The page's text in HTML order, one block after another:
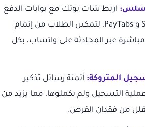
اربط شات بوتك مع بوابات الدفع
الشهيرة مثل Stripe و PayTabs، لتمكين الطلاب من إتمام
عبر المحادثة على واتساب، بكل
المتروكة: أتمتة رسائل تذكير
عملية التسجيل ولم يكملوها، مما يزيد من
من فقدان الفرص.